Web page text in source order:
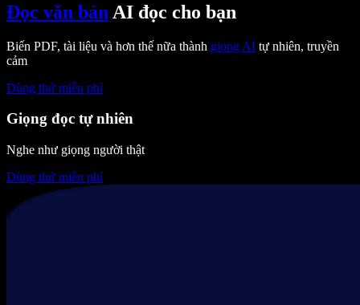
Đọc văn bản AI đọc cho bạn
Biến PDF, tài liệu và hơn thế nữa thành giọng AI tự nhiên, truyền
cảm
Dùng thử miễn phí
Giọng đọc tự nhiên
Nghe như giọng người thật
Dùng thử miễn phí